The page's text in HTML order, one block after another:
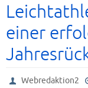
einer
Webredaktion2